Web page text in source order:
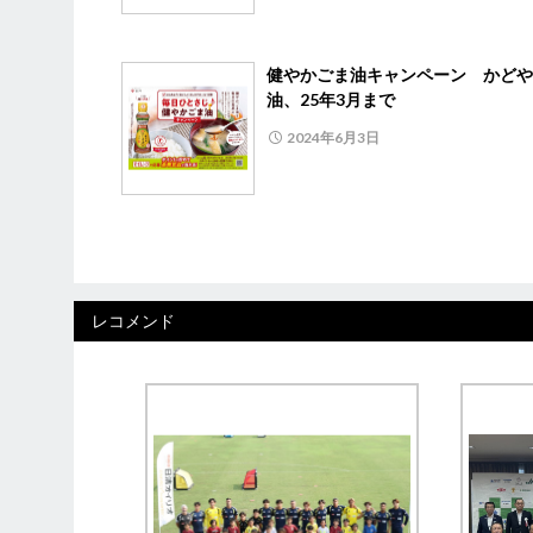
健やかごま油キャンペーン かど
油、25年3月まで
2024年6月3日
レコメンド